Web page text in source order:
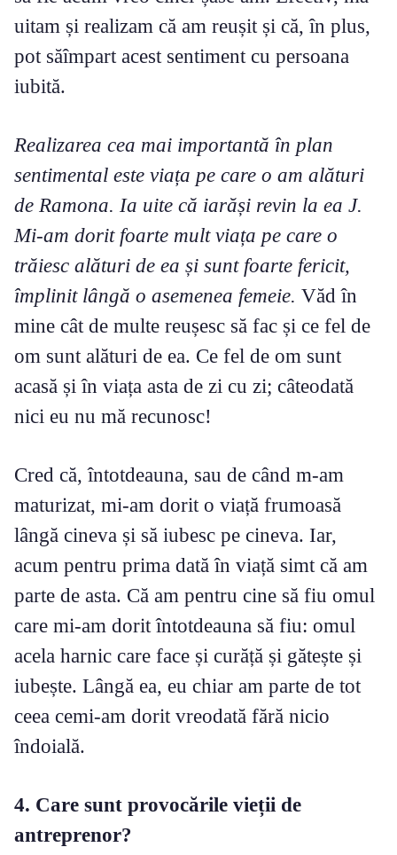
uitam și realizam că am reușit și că, în plus,
pot săîmpart acest sentiment cu persoana
iubită.
Realizarea cea mai importantă în plan
sentimental este viața pe care o am alături
de Ramona. Ia uite că iarăși revin la ea J.
Mi-am dorit foarte mult viața pe care o
trăiesc alături de ea și sunt foarte fericit,
împlinit lângă o asemenea femeie. Văd în
mine cât de multe reușesc să fac și ce fel de
om sunt alături de ea. Ce fel de om sunt
acasă și în viața asta de zi cu zi; câteodată
nici eu nu mă recunosc!
Cred că, întotdeauna, sau de când m-am
maturizat, mi-am dorit o viață frumoasă
lângă cineva și să iubesc pe cineva. Iar,
acum pentru prima dată în viață simt că am
parte de asta. Că am pentru cine să fiu omul
care mi-am dorit întotdeauna să fiu: omul
acela harnic care face și curăță și gătește și
iubește. Lângă ea, eu chiar am parte de tot
ceea cemi-am dorit vreodată fără nicio
îndoială.
4. Care sunt provocările vieții de
antreprenor?